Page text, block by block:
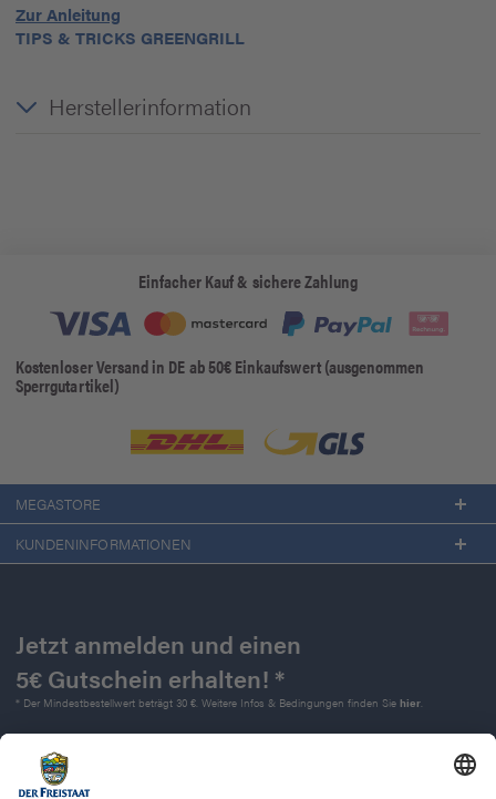
Zur Anleitung
TIPS & TRICKS GREENGRILL
Herstellerinformation
Einfacher Kauf & sichere Zahlung
Kostenloser Versand in DE ab 50€ Einkaufswert (ausgenommen
Sperrgutartikel)
MEGASTORE
KUNDENINFORMATIONEN
Jetzt anmelden und einen
5€ Gutschein erhalten! *
* Der Mindestbestellwert beträgt 30 €. Weitere Infos & Bedingungen finden Sie hier.